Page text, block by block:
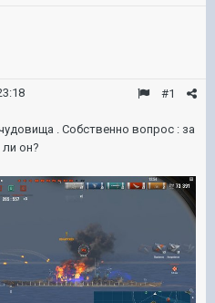
#1
. Собственно вопрос : за
ли он?